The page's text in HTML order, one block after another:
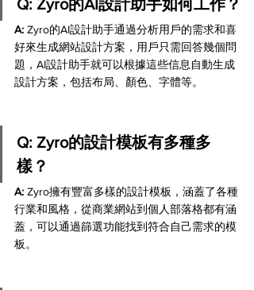
Q: Zyro的AI設計助手如何工作？
A: Zyro的AI設計助手通過分析用戶的需求和喜
好來生成網站設計方案，用戶只需回答幾個問
題，AI設計助手就可以根據這些信息自動生成
設計方案，包括布局、顏色、字體等。
Q: Zyro的設計模板有多種多
樣？
A: Zyro擁有豐富多樣的設計模板，涵蓋了各種
行業和風格，從商業網站到個人部落格都有涵
蓋，可以通過篩選功能找到符合自己需求的模
板。